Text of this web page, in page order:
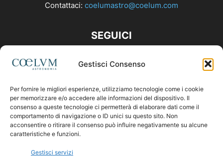
Gestisci Consenso
Per fornire le migliori esperienze, utilizziamo tecnologie come i cookie
per memorizzare e/o accedere alle informazioni del dispositivo. Il
consenso a queste tecnologie ci permetterà di elaborare dati come il
comportamento di navigazione o ID unici su questo sito. Non
acconsentire o ritirare il consenso può influire negativamente su alcune
caratteristiche e funzioni.
Gestisci servizi
Contattaci: coelumastro@coelum.com
SEGUICI